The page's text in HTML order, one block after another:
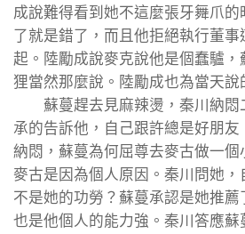
成說難得看到她不這麼張牙舞爪
了就是錯了，而且他拒絕執行董
起。陸勵成說麥克說他是個蠢驢
狸當然那麼說。陸勵成也為當天說
蘇蔓趕去見麻辣燙，秦川納悶
承的告訴他，自己跟許總是好朋友
納悶，蘇蔓為何屈尊去麥古做一
麥古是因為個人原因。秦川問她
不是她的功勞？蘇蔓承認是她推
也是他個人的能力強。秦川答應蘇